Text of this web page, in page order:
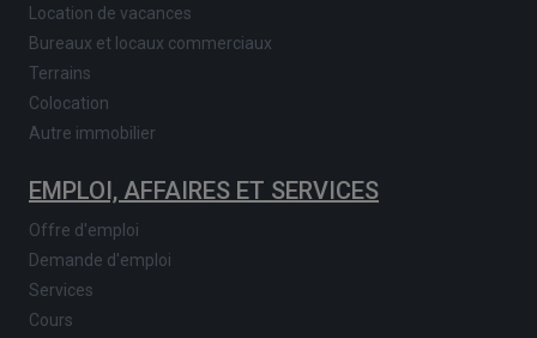
Location de vacances
Bureaux et locaux commerciaux
Terrains
Colocation
Autre immobilier
EMPLOI, AFFAIRES ET SERVICES
Offre d'emploi
Demande d'emploi
Services
Cours